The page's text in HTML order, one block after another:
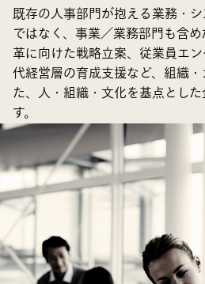
既存の人事部門が抱える業務・
ではなく、事業／業務部門も含
革に向けた戦略立案、従業員エ
代経営層の育成支援など、組織
た、人・組織・文化を基点とし
す。